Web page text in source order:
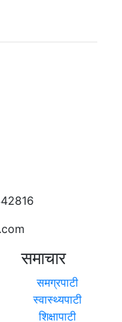
मृत्युलाई जितेको उत्सव
समाचार
समग्रपाटी
स्वास्थ्यपाटी
शिक्षापाटी